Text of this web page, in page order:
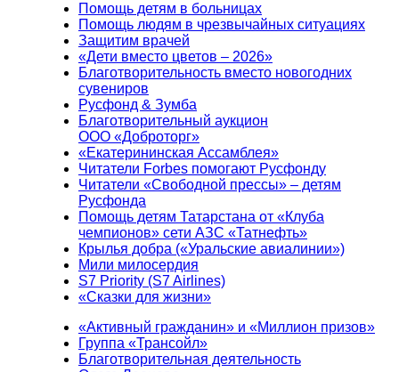
Помощь детям в больницах
Помощь людям в чрезвычайных ситуациях
Защитим врачей
«Дети вместо цветов – 2026»
Благотворительность вместо новогодних
сувениров
Русфонд & Зумба
Благотворительный аукцион
ООО «Доброторг»
«Екатерининская Ассамблея»
Читатели Forbes помогают Русфонду
Читатели «Свободной прессы» – детям
Русфонда
Помощь детям Татарстана от «Клуба
чемпионов» сети АЗС «Татнефть»
Крылья добра («Уральские авиалинии»)
Мили милосердия
S7 Priority (S7 Airlines)
«Сказки для жизни»
«Активный гражданин» и «Миллион призов»
Группа «Трансойл»
Благотворительная деятельность